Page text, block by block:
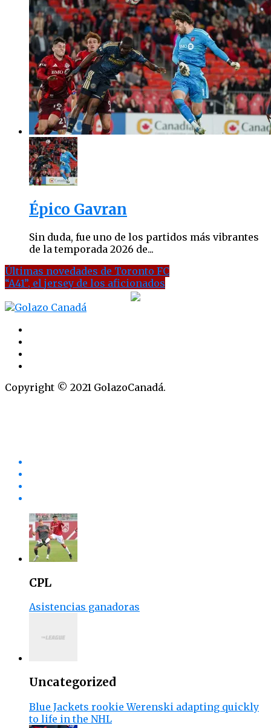
Épico Gavran
Sin duda, fue uno de los partidos más vibrantes
de la temporada 2026 de...
Últimas novedades de Toronto FC
“A41”, el jersey de los aficionados
Copyright © 2021 GolazoCanadá.
CPL
Asistencias ganadoras
Uncategorized
Blue Jackets rookie Werenski adapting quickly
to life in the NHL